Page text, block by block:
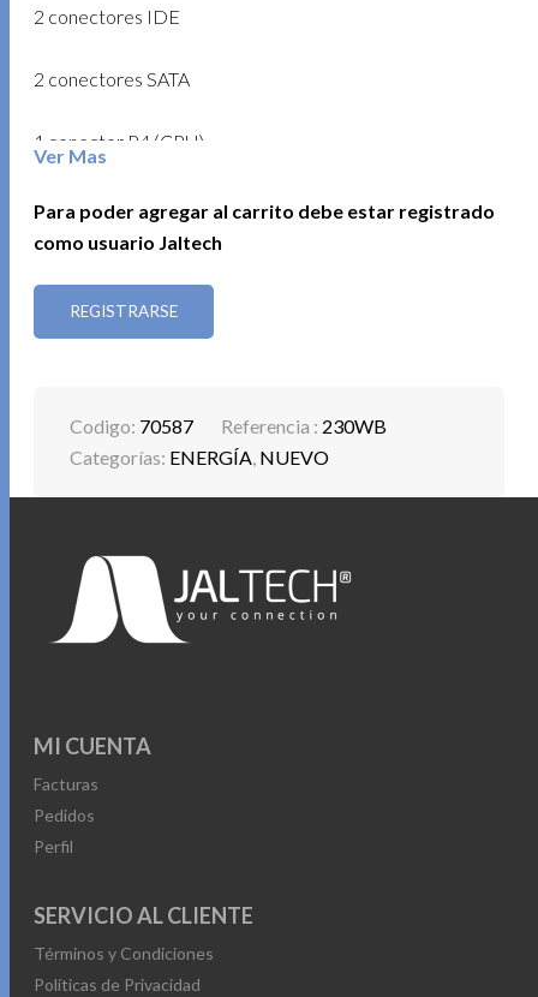
2 conectores IDE
2 conectores SATA
1 conector P4 (CPU)
Cableado mejorado: Longitud de 50 cm para una
instalación más cómoda.
Refrigeración: Disipador de calor con ventilador
silencioso de 8 cm.
Interruptor 110V-220V de voltaje ajustable
Diseño: Carcasa metálica en color plateado, resistente y
duradera.
Ver Mas
Para poder agregar al carrito debe estar registrado
como usuario Jaltech
REGISTRARSE
Codigo: 70587 Referencia : 230WB
Categorías: ENERGÍA, NUEVO
MI CUENTA
Facturas
Pedidos
Perfil
SERVICIO AL CLIENTE
Términos y Condiciones
Políticas de Privacidad